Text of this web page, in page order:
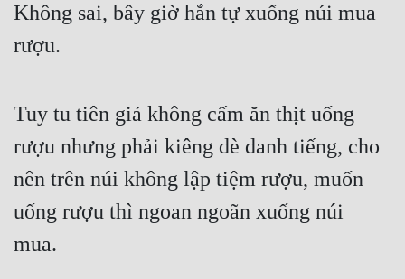
Phản Phái
Quan Trường
Sảng Văn
Sủng
Không sai, bây giờ hắn tự xuống núi mua
rượu.
Tuy tu tiên giả không cấm ăn thịt uống
rượu nhưng phải kiêng dè danh tiếng, cho
nên trên núi không lập tiệm rượu, muốn
uống rượu thì ngoan ngoãn xuống núi
mua.